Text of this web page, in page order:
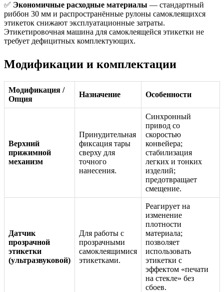
✅ Экономичные расходные материалы — стандартный
риббон 30 мм и распространённые рулоны самоклеящихся
этикеток снижают эксплуатационные затраты.
Этикетировочная машина для самоклеящейся этикетки не
требует дефицитных комплектующих.
Модификации и комплектации
Модификация /
Опция
Назначение Особенности
Верхний
прижимной
механизм
Принудительная
фиксация тары
сверху для
точного
нанесения.
Синхронный
привод со
скоростью
конвейера;
стабилизация
легких и тонких
изделий;
предотвращает
смещение.
Датчик
прозрачной
этикетки
(ультразвуковой)
Для работы с
прозрачными
самоклеящимися
этикетками.
Реагирует на
изменение
плотности
материала;
позволяет
использовать
этикетки с
эффектом «печати
на стекле» без
сбоев.